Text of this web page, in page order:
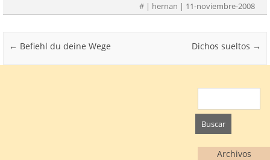
# | hernan | 11-noviembre-2008
Post navigation
← Befiehl du deine Wege Dichos sueltos →
Archivos